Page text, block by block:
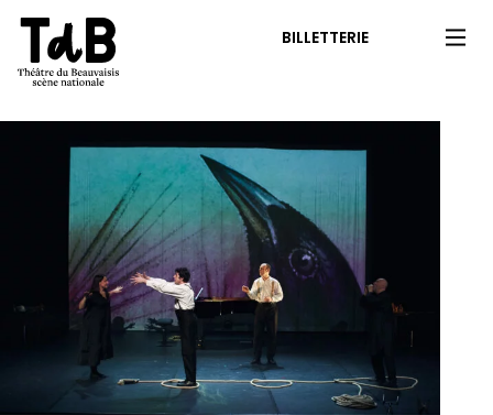
BILLETTERIE